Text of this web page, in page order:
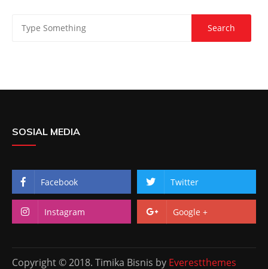
SOSIAL MEDIA
Facebook Twitter
Instagram Google +
Copyright © 2018. Timika Bisnis by Everestthemes